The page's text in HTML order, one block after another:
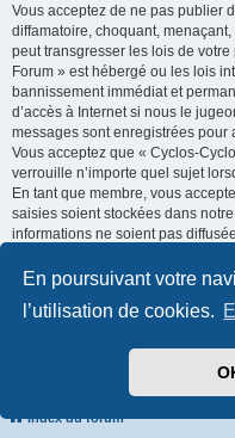
En poursuivant votre
l’utilisation de cookies.
Vous acceptez de ne pas publier
diffamatoire, choquant,
peut transgresser les lois de votre
Forum » est hébergé ou les lois
bannissement immédiat et
d’accès à Internet si nous le
messages sont enregistrées
Vous acceptez que « Cyclos-
verrouille n’importe quel sujet
En tant que membre, vous
saisies soient stockées dans
informations ne soient pas
consentement, ni « Cyclos-
comme responsables en cas de
Index du forum
Développé parphpBB